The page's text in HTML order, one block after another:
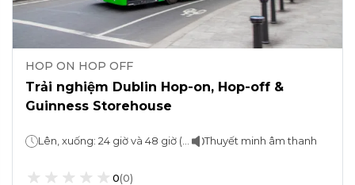
HOP ON HOP OFF
Trải nghiệm Dublin Hop-on, Hop-off &
Guinness Storehouse
Thuyết minh âm thanh
0(0)